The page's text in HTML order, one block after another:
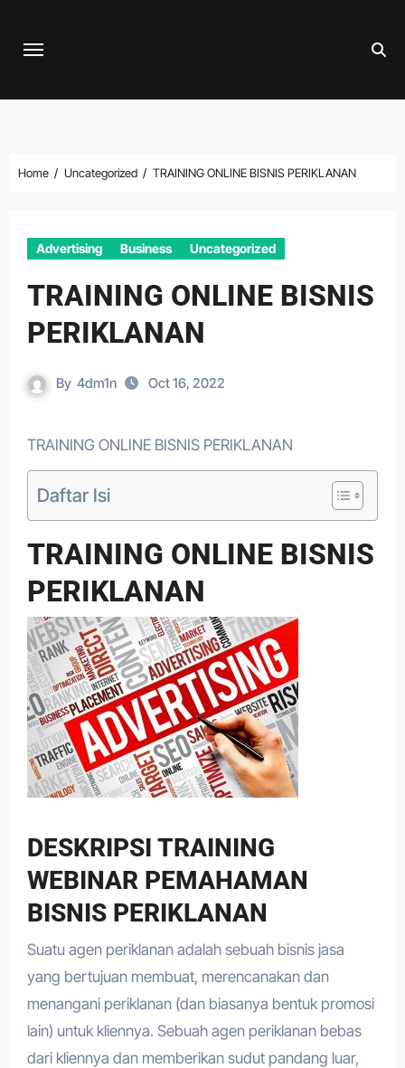
Home Uncategorized TRAINING ONLINE BISNIS PERIKLANAN
Advertising Business Uncategorized
TRAINING ONLINE BISNIS
PERIKLANAN
By 4dm1n Oct 16, 2022
TRAINING ONLINE BISNIS PERIKLANAN
Daftar Isi
TRAINING ONLINE BISNIS
PERIKLANAN
DESKRIPSI TRAINING
WEBINAR PEMAHAMAN
BISNIS PERIKLANAN
Suatu agen periklanan adalah sebuah bisnis jasa
yang bertujuan membuat, merencanakan dan
menangani periklanan (dan biasanya bentuk promosi
lain) untuk kliennya. Sebuah agen periklanan bebas
dari kliennya dan memberikan sudut pandang luar,